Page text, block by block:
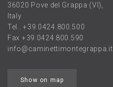
36020 Pove del Grappa (VI),
Italy
Tel..+39.0424.800.500
Fax +39.0424.800.590
info@caminettimontegrappa.it
Show on map